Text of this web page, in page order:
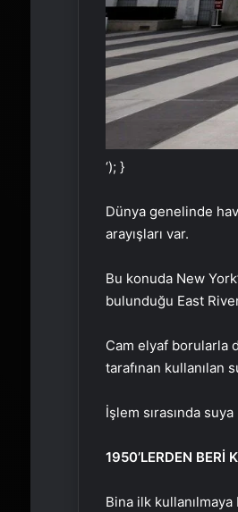
‘); }
Dünya genelinde
arayışları var.
Bu konuda New
bulunduğu East
Cam elyaf borularla
tarafınan kullanılan
İşlem sırasında
1950’LERDEN BERİ
Bina ilk